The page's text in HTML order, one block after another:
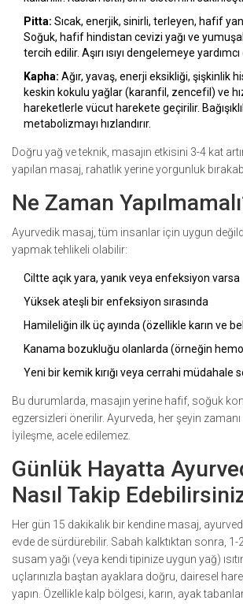
Pitta: Sıcak, enerjik, sinirli, terleyen, hafif
Soğuk, hafif hindistan cevizi yağı ve
tercih edilir. Aşırı ısıyı dengelemeye yardımcı
Kapha: Ağır, yavaş, enerji eksikliği, şişkinlik
keskin kokulu yağlar (karanfil, zencefil) ve
hareketlerle vücut harekete geçirilir.
metabolizmayı hızlandırır.
Doğru yağ ve teknik, masajın etkisini 3-4 kat
yapılan masaj, rahatlık yerine yorgunluk
Ne Zaman
Ayurvedik masaj, tüm insanlar için uygun
yapmak tehlikeli olabilir:
Ciltte açık yara, yanık veya enfeksiyon varsa
Yüksek ateşli bir enfeksiyon sırasında
Hamileliğin ilk üç ayında (özellikle karın ve
Kanama bozukluğu olanlarda (örneğin
Yeni bir kemik kırığı veya cerrahi müdahale
Bu durumlarda, masajın yerine hafif, soğuk
egzersizleri önerilir. Ayurveda, her şeyin
İyileşme, acele edilemez.
Günlük Hayatta
Nasıl Takip
Her gün 15 dakikalık bir kendine masaj,
evde de sürdürebilir. Sabah kalktıktan sonra, 1-2
susam yağı (veya kendi tipinize uygun yağ)
uçlarınızla baştan ayaklara doğru, dairesel
yapın. Özellikle kalp bölgesi, karın, ayak